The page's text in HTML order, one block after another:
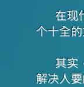
在现代
个十全
其实，
解决人